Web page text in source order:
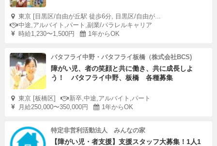
東京 [目黒区/自由が丘駅 徒歩6分, 目黒区/自由が...
中途,アルバイト,パート,副業/パラレルキャリア
時給1,230〜1,500円
1年からOK
バタフライ中野・バタフライ板橋（株式会社BCS)
障がい児、者の笑顔と共に働き、共に成長しよ
う！ バタフライ中野、板橋 各種募集
東京 [板橋区]
新卒,中途,アルバイト,パート
月給250,000〜350,000円
1年からOK
特定非営利活動法人 みんなの家
【障がい児・者支援】支援スタッフ大募集！1人1